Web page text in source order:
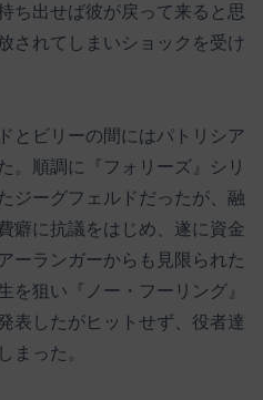
ち出せば彼が戻って来ると思
されてしまいショックを受け
とビリーの間にはパトリシア
。順調に『フォリーズ』シリ
ジーグフェルドだったが、融
癖に抗議をはじめ、遂に資金
ーランガーからも見限られた
を狙い『ノー・フーリング』
表したがヒットせず、役者達
まった。